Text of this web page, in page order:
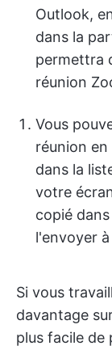
Outlook,
dans la
permettra
réunion
Vous
réunion
dans la
votre
copié
l'envoyer
Si vous
davantage
plus facile de